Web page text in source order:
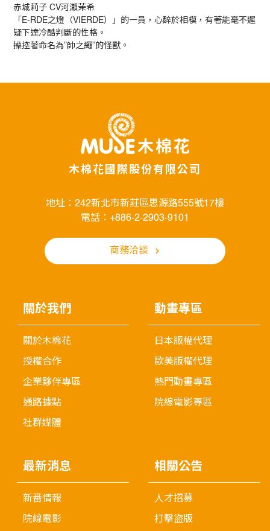
赤城莉子 CV河瀨茉希
「E-RDE之燈（VIERDE）」的一員，心醉於相模，有著能毫不遲
疑下達冷酷判斷的性格。
操控著命名為”帥之繩”的怪獸。
木棉花國際股份有限公司
地址：242新北市新莊區思源路555號17樓
電話：+886-2-2903-9101
商務洽談
關於我們
關於木棉花
授權合作
企業夥伴專區
通路據點
社群媒體
動畫專區
日本版權代理
歐美版權代理
熱門動畫專區
院線電影專區
最新消息
新番情報
院線電影
相關公告
人才招募
打擊盜版